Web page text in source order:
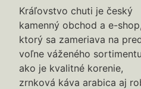
Kráľovstvo chuti je český
kamenný obchod a e-shop,
ktorý sa zameriava na
voľne váženého sortimentu
ako je kvalitné korenie,
zrnková káva arabica aj